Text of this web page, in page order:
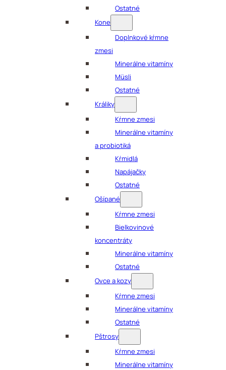
Ostatné
Kone
Doplnkové kŕmne
zmesi
Minerálne vitamíny
Müsli
Ostatné
Králiky
Kŕmne zmesi
Minerálne vitamíny
a probiotiká
Kŕmidlá
Napájačky
Ostatné
Ošípané
Kŕmne zmesi
Bielkovinové
koncentráty
Minerálne vitamíny
Ostatné
Ovce a kozy
Kŕmne zmesi
Minerálne vitamíny
Ostatné
Pštrosy
Kŕmne zmesi
Minerálne vitamíny